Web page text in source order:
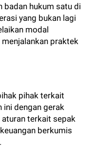
badan hukum satu di
yang bukan lagi
modal
praktek
pihak terkait
ini dengan gerak
terkait sepak
berkumis